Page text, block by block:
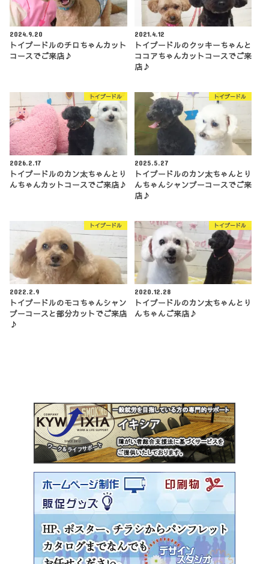
2024.9.20
トイプードルのチロちゃんカット
コースでご来店♪
2021.4.12
トイプードルのクッキーちゃんと
ココアちゃんカットコースでご来
店♪
トイプードル
2026.2.17
トイプードルのカン太ちゃんとり
んちゃんカットコースでご来店♪
トイプードル
2025.5.27
トイプードルのカン太ちゃんとり
んちゃんシャンプーコースでご来
店♪
トイプードル
2022.2.9
トイプードルのモコちゃんシャン
プーコースと部分カットでご来店
♪
トイプードル
2020.12.28
トイプードルのカン太ちゃんとり
んちゃんご来店♪